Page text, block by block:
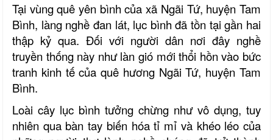
Tại vùng quê yên bình của xã Ngãi Tứ, huyện Tam
Bình, làng nghề đan lát, lục bình đã tồn tại gần hai
thập kỷ qua. Đối với người dân nơi đây nghề
truyền thống này như làn gió mới thổi hồn vào bức
tranh kinh tế của quê hương Ngãi Tứ, huyện Tam
Bình.
Loài cây lục bình tưởng chừng như vô dụng, tuy
nhiên qua bàn tay biến hóa tỉ mỉ và khéo léo của